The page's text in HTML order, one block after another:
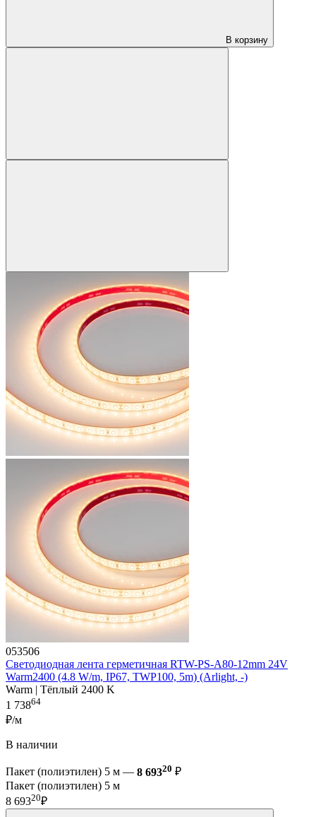
В корзину
053506
Светодиодная лента герметичная RTW-PS-A80-12mm 24V
Warm2400 (4.8 W/m, IP67, TWP100, 5m) (Arlight, -)
Warm | Тёплый 2400 K
1 73864
₽/м
В наличии
Пакет (полиэтилен) 5 м — 8 69320 ₽
Пакет (полиэтилен) 5 м
8 69320₽